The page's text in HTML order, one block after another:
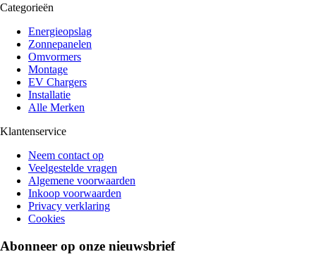
Categorieën
Energieopslag
Zonnepanelen
Omvormers
Montage
EV Chargers
Installatie
Alle Merken
Klantenservice
Neem contact op
Veelgestelde vragen
Algemene voorwaarden
Inkoop voorwaarden
Privacy verklaring
Cookies
Abonneer op onze nieuwsbrief